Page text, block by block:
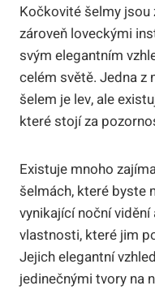
Kočkovité šelmy
zároveň loveckými
svým elegantním
celém světě. Jedna z
šelem je lev, ale
které stojí za
Existuje mnoho
šelmách, které byste
vynikající noční
vlastnosti, které jim
Jejich elegantní
jedinečnými tvory na